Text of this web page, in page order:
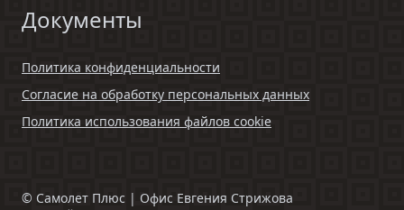
Документы
Политика конфиденциальности
Согласие на обработку персональных данных
Политика использования файлов cookie
© Самолет Плюс | Офис Евгения Стрижова